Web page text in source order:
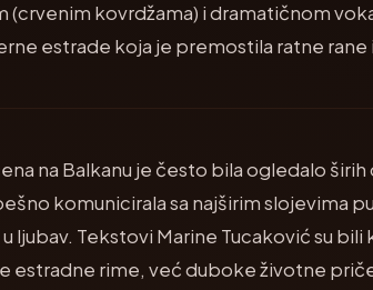
kovrdžama) i dramatičnom
estrade koja je premostila ratne
na Balkanu je često bila ogledalo
komunicirala sa najširim slojevima
ljubav. Tekstovi Marine Tucaković su
estradne rime, već duboke životne